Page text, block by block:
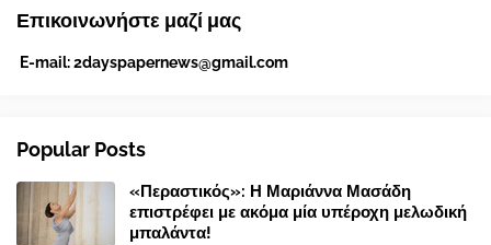
Επικοινωνήστε μαζί μας
E-mail:2dayspapernews@gmail.com
Popular Posts
«Περαστικός»: Η Μαριάννα Μασάδη
επιστρέφει με ακόμα μία υπέροχη μελωδική
μπαλάντα!